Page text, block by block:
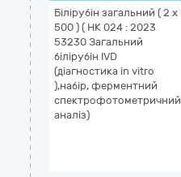
Білірубін загальний ( 2 х
500 ) ( НК 024 : 2023
53230 Загальний
білірубін IVD
(діагностика in vitro
),набір, ферментний
спектрофотометричний
аналіз)